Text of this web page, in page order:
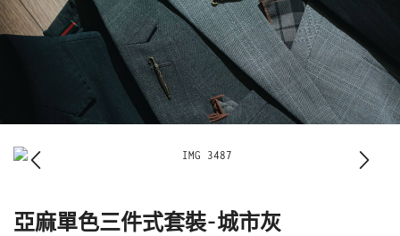
亞麻單色三件式套裝-城市灰